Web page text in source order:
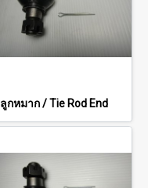
ลูกหมาก / Tie Rod End